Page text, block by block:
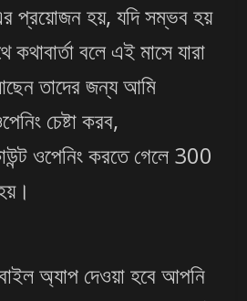
প্রয়োজন হয়, যদি সম্ভব হয়
বলে এই মাসে যারা
তাদের জন্য আমি
চেষ্টা করব,
ওপেনিং করতে গেলে 300
অ্যাপ দেওয়া হবে আপনি